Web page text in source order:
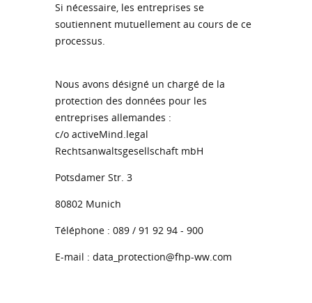
Si nécessaire, les entreprises se
soutiennent mutuellement au cours de ce
processus.
Nous avons désigné un chargé de la
protection des données pour les
entreprises allemandes :
c/o activeMind.legal
Rechtsanwaltsgesellschaft mbH
Potsdamer Str. 3
80802 Munich
Téléphone : 089 / 91 92 94 - 900
E-mail : data_protection@fhp-ww.com